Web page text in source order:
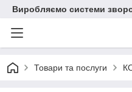
Виробляємо системи
Товари та послуги